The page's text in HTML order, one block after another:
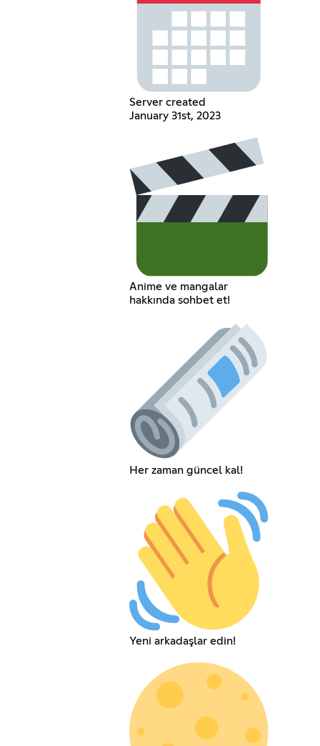
Server created
January 31st, 2023
Anime ve mangalar
hakkında sohbet et!
Her zaman güncel kal!
Yeni arkadaşlar edin!